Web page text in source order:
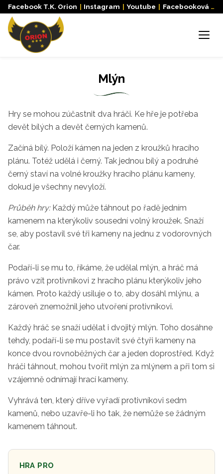
Facebook T.K. Orion | Instagram | Youtube | Facebooková skupina
Menu
Mlýn
Hry se mohou zúčastnit dva hráči. Ke hře je potřeba
devět bílých a devět černých kamenů.
Začíná bílý. Položí kámen na jeden z kroužků hracího
plánu. Totéž udělá i černý. Tak jednou bílý a podruhé
černý staví na volné kroužky hracího plánu kameny,
dokud je všechny nevyloží.
Průběh hry: Každý může táhnout po řadě jedním
kamenem na kterýkoliv sousední volný kroužek. Snaží
se, aby postavil své tři kameny na jednu z vodorovných
čar.
Podaří-li se mu to, říkáme, že udělal mlýn, a hráč má
právo vzít protivníkovi z hracího plánu kterýkoliv jeho
kámen. Proto každý usiluje o to, aby dosáhl mlýnu, a
zároveň znemožnil jeho utvoření protivníkovi.
Každý hráč se snaží udělat i dvojitý mlýn. Toho dosáhne
tehdy, podaří-li se mu postavit své čtyři kameny na
konce dvou rovnoběžných čar a jeden doprostřed. Když
hráči táhnout, mohou tvořit mlýn za mlýnem a při tom si
vzájemně odnímají hrací kameny.
Vyhrává ten, který dříve vyřadí protivníkovi sedm
kamenů, nebo uzavře-li ho tak, že nemůže se žádným
kamenem táhnout.
HRA PRO